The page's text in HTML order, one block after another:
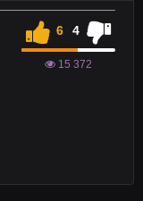
6 4
15 372